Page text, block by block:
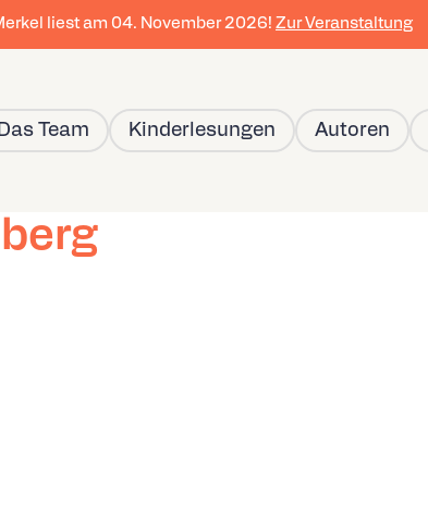
liest am 04. November 2026! Zur Veranstaltung
Das Team Kinderlesungen Autoren